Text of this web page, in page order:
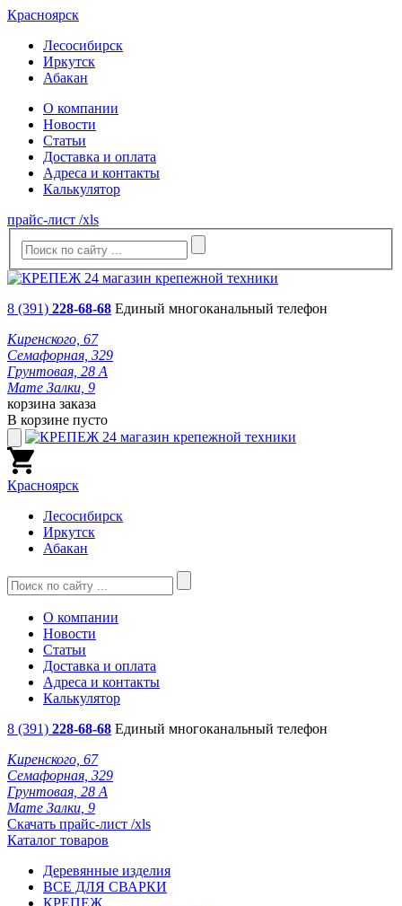
Красноярск
Лесосибирск
Иркутск
Абакан
О компании
Новости
Статьи
Доставка и оплата
Адреса и контакты
Калькулятор
прайс-лист /xls
8 (391) 228-68-68 Единый многоканальный телефон
Киренского, 67
Семафорная, 329
Грунтовая, 28 А
Мате Залки, 9
корзина заказа
В корзине пусто
Красноярск
Лесосибирск
Иркутск
Абакан
О компании
Новости
Статьи
Доставка и оплата
Адреса и контакты
Калькулятор
8 (391) 228-68-68 Единый многоканальный телефон
Киренского, 67
Семафорная, 329
Грунтовая, 28 А
Мате Залки, 9
Скачать прайс-лист /xls
Каталог товаров
Деревянные изделия
ВСЕ ДЛЯ СВАРКИ
КРЕПЕЖ